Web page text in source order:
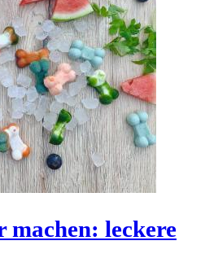
machen: leckere